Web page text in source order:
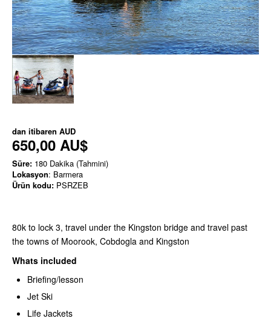
dan itibaren AUD
650,00 AU$
Süre: 180 Dakika (Tahmini)
Lokasyon: Barmera
Ürün kodu: PSRZEB
80k to lock 3, travel under the Kingston bridge and travel past
the towns of Moorook, Cobdogla and Kingston
Whats included
Briefing/lesson
Jet Ski
Life Jackets